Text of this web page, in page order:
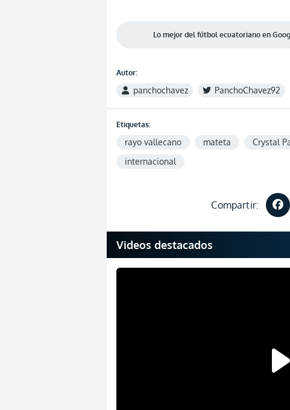
Lo mejor del fútbol ecuatoriano en
Autor:
panchochavez PanchoChavez92
Etiquetas:
rayo vallecano mateta Crystal
internacional
Compartir:
Videos destacados